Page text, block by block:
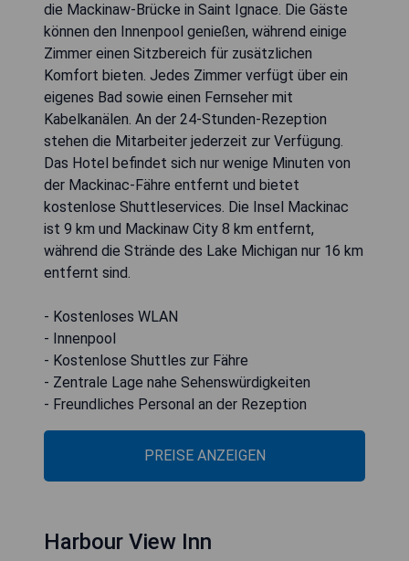
die Mackinaw-Brücke in Saint Ignace. Die Gäste
können den Innenpool genießen, während einige
Zimmer einen Sitzbereich für zusätzlichen
Komfort bieten. Jedes Zimmer verfügt über ein
eigenes Bad sowie einen Fernseher mit
Kabelkanälen. An der 24-Stunden-Rezeption
stehen die Mitarbeiter jederzeit zur Verfügung.
Das Hotel befindet sich nur wenige Minuten von
der Mackinac-Fähre entfernt und bietet
kostenlose Shuttleservices. Die Insel Mackinac
ist 9 km und Mackinaw City 8 km entfernt,
während die Strände des Lake Michigan nur 16 km
entfernt sind.
- Kostenloses WLAN
- Innenpool
- Kostenlose Shuttles zur Fähre
- Zentrale Lage nahe Sehenswürdigkeiten
- Freundliches Personal an der Rezeption
PREISE ANZEIGEN
Harbour View Inn